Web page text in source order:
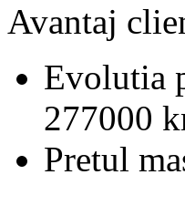
Avantaj
Evolutia
277000
Pretul